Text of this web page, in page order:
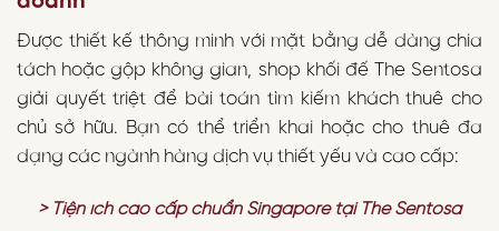
Được thiết kế thông minh với mặt bằng dễ dàng chia
tách hoặc gộp không gian, shop khối đế The Sentosa
giải quyết triệt để bài toán tìm kiếm khách thuê cho
chủ sở hữu. Bạn có thể triển khai hoặc cho thuê đa
dạng các ngành hàng dịch vụ thiết yếu và cao cấp:
> Tiện ích cao cấp chuẩn Singapore tại The Sentosa